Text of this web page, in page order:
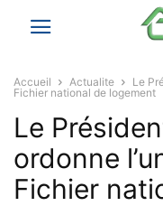
Accueil Actualite
Le
Fichier national de logement
Le
ordonne
Fichier